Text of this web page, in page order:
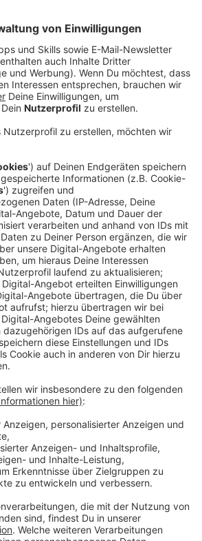
12.12.2024 11:54
was verändern und bewirken
in die Politik. Denkste: Viele junge
nicht daran, dass sich politischer
ist das Ergebnis einer Umfrage im
Stiftung. Repräsentativ
Menschen im Alter zwischen 16
Kernergebnis: Nur knapp jeder
dass es einen Unterschied macht,
ein bestimmtes Thema
der Befragten geben an, der
ein weiteres Drittel stimmt
zu. Die Hälfte der Befragten
Wahlen, nicht genug
Nicht einmal jeder Zehnte
offen für die Ideen junger
nur 8 Prozent denken, dass die
Menschen wirklich ernst